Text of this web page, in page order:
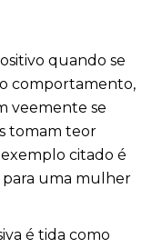
quando se
comportamento,
veemente se
tomam teor
citado é
para uma mulher
é tida como